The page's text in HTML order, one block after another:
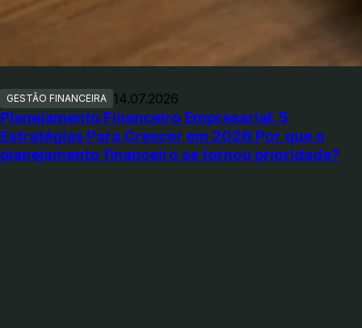
GESTÃO FINANCEIRA 14.07.2026
Planejamento Financeiro Empresarial: 5
Estratégias Para Crescer em 2026 Por que o
planejamento financeiro se tornou prioridade?